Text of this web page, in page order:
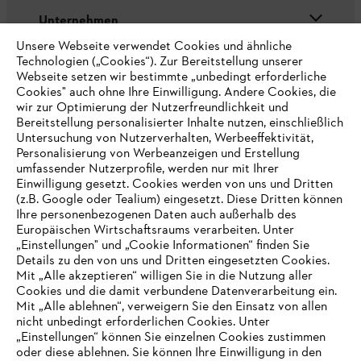
möchtest.
Der STIHL Fachhandel besteht aus Fachleuten, die einen
qualifizierten und fachgerechten Service bieten, dir mit Rat
und Tat zur Seite stehen und alle Fragen zu Produkten und
Anwendungen beantworten. Damit bist du nicht nur online,
sondern auch persönlich vor Ort bestens beraten.
Hast du gerade ein neues Produkt gekauft und möchtest die
Produkteigenschaften oder die Anwendung gerne persönlich
erklärt bekommen? Kein Problem: Beim STIHL Fachhandel
deines Vertrauens erfährst auch eine kompetente
Produkteinweisung. Zudem gibt es dort Original-Ersatzteile
sowie Zubehör zu unseren Garten- und Motorgeräten.
Möchtest du ein online bestelltes Produktretournieren, kannst
du es ganz unkompliziert entweder per Versandweg an
STIHL zurücksenden oder in deinem Fachhandel abgeben.
Unternehmen
Online Shop
Service
Allgemeine Geschäftsbedingungen Datenschutz
Impressum Cookies Rechtliche Informationen
STIHL Vertriebszentrale AG & Co. KG, D-64807 Dieburg
IHR BROWSER WIRD NICHT
UNTERSTÜTZT
Unsere Webseite verwendet Cookies und ähnliche
Technologien („Cookies“). Zur Bereitstellung unserer
Webseite setzen wir bestimmte „unbedingt erforderliche
Cookies" auch ohne Ihre Einwilligung. Andere Cookies, die
wir zur Optimierung der Nutzerfreundlichkeit und
Bereitstellung personalisierter Inhalte nutzen, einschließlich
Untersuchung von Nutzerverhalten, Werbeeffektivität,
Personalisierung von Werbeanzeigen und Erstellung
umfassender Nutzerprofile, werden nur mit Ihrer
Einwilligung gesetzt. Cookies werden von uns und Dritten
(z.B. Google oder Tealium) eingesetzt. Diese Dritten können
Ihre personenbezogenen Daten auch außerhalb des
Europäischen Wirtschaftsraums verarbeiten. Unter
„Einstellungen" und „Cookie Informationen“ finden Sie
Details zu den von uns und Dritten eingesetzten Cookies.
Mit „Alle akzeptieren“ willigen Sie in die Nutzung aller
Cookies und die damit verbundene Datenverarbeitung ein.
Mit „Alle ablehnen“, verweigern Sie den Einsatz von allen
nicht unbedingt erforderlichen Cookies. Unter
„Einstellungen“ können Sie einzelnen Cookies zustimmen
oder diese ablehnen. Sie können Ihre Einwilligung in den